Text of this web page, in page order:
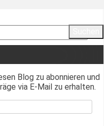
Blog zu abonnieren und
via E-Mail zu erhalten.